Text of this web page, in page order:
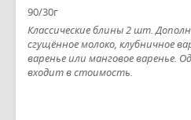
90/30г
Классические блины 2 шт.
сгущённое молоко, клубничное
варенье или манговое варенье.
входит в стоимость.